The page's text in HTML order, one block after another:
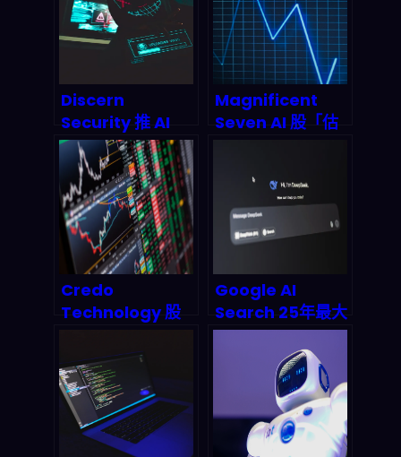
Discern
Security 推 AI
Agent 框架：讓
威脅偵測、回應與
合規監控「自動跑
起來」的下一步是
什麼？
Magnificent
Seven AI 股「估
值到最低點」但你
利率+競爭壓力下
的理性進場策略
Credo
Technology 股
AI量化交易與高速
連接技術如何重塑
2026年投資邏
輯？
Google AI
Search 25年最大
升級：Gemini
3.5 驅動的
Search Agents
如何顛覆搜尋引
擎？